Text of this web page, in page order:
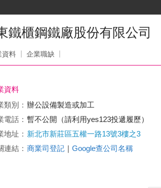
鐵櫃鋼鐵廠股份有限公司
資料 企業職缺
資料
類別： 辦公設備製造或加工
電話： 暫不公開（請利用yes123投遞履歷）
地址： 新北市新莊區五權一路13號3樓之3
連結： 商業司登記 ｜ Google查公司名稱